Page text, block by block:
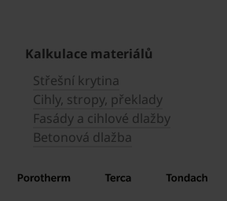
Kalkulace materiálů
Střešní krytina
Cihly, stropy, překlady
Fasády a cihlové dlažby
Betonová dlažba